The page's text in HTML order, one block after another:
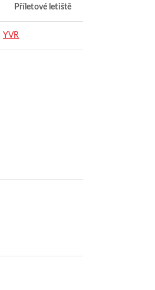
Příletové letiště
YVR